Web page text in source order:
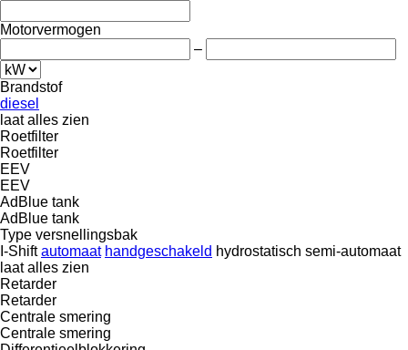
Motorvermogen
–
Brandstof
diesel
laat alles zien
Roetfilter
Roetfilter
EEV
EEV
AdBlue tank
AdBlue tank
Type versnellingsbak
I-Shift automaat handgeschakeld hydrostatisch semi-automaat
laat alles zien
Retarder
Retarder
Centrale smering
Centrale smering